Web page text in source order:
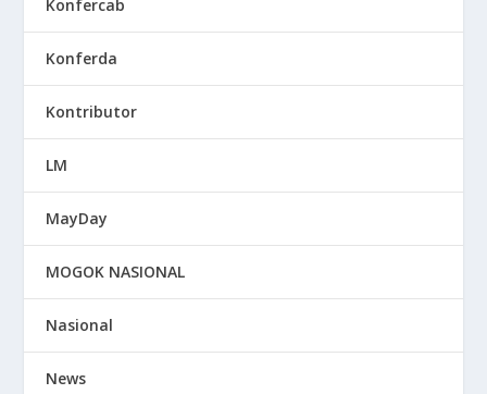
Konfercab
Konferda
Kontributor
LM
MayDay
MOGOK NASIONAL
Nasional
News